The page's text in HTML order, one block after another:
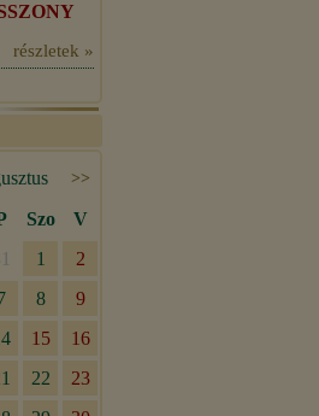
részletek »